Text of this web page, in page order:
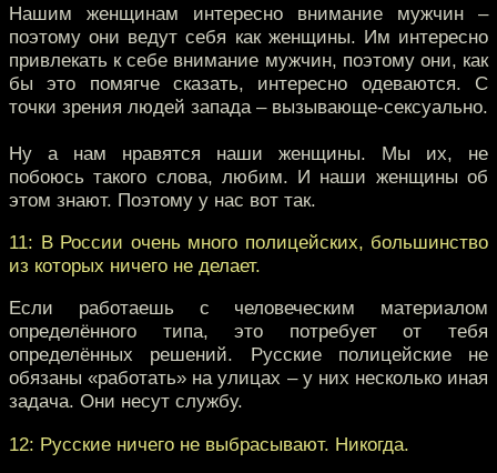
Нашим женщинам интересно внимание мужчин –
поэтому они ведут себя как женщины. Им интересно
привлекать к себе внимание мужчин, поэтому они, как
бы это помягче сказать, интересно одеваются. С
точки зрения людей запада – вызывающе-сексуально.
Ну а нам нравятся наши женщины. Мы их, не
побоюсь такого слова, любим. И наши женщины об
этом знают. Поэтому у нас вот так.
11: В России очень много полицейских, большинство
из которых ничего не делает.
Если работаешь с человеческим материалом
определённого типа, это потребует от тебя
определённых решений. Русские полицейские не
обязаны «работать» на улицах – у них несколько иная
задача. Они несут службу.
12: Русские ничего не выбрасывают. Никогда.